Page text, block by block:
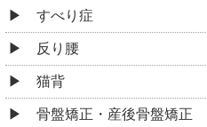
すべり症
反り腰
猫背
骨盤矯正・産後骨盤矯正